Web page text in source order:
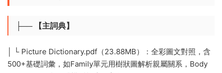
├── 【主詞典】
│ └️ Picture Dictionary.pdf（23.88MB）：全彩圖文對照，含
500+基礎詞彙，如Family單元用樹狀圖解析親屬關系，Body